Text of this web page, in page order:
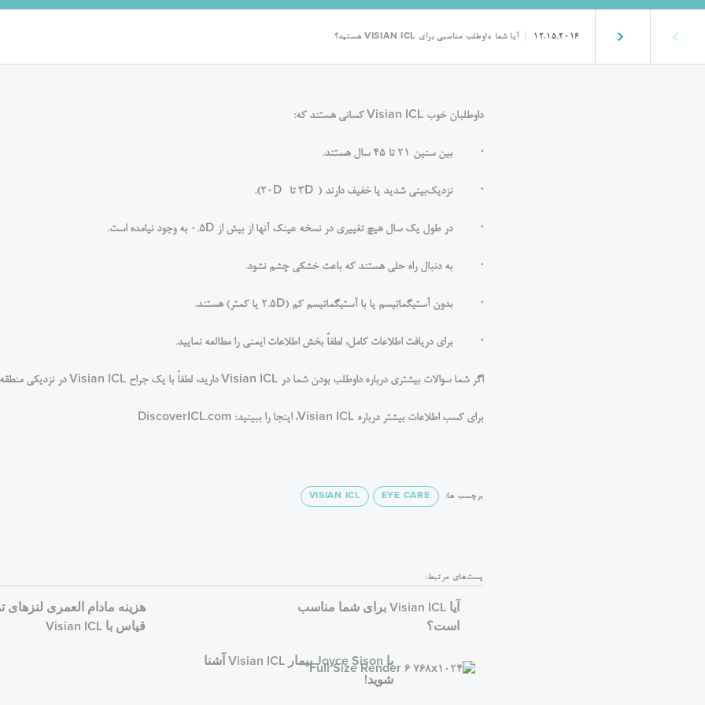
12.15.2016 آیا شما داوطلب مناسبی برای VISIAN ICL هستید؟
داوطلبان خوب Visian ICL کسانی هستند که:
· بین سنین 21 تا 45 سال هستند.
· نزدیک‌بینی شدید یا خفیف دارند (-3D تا -20D).
· در طول یک سال هیچ تغییری در نسخه عینک آنها از بیش از 0.5D به وجود نیامده است.
· به دنبال راه حلی هستند که باعث خشکی چشم نشود.
· بدون آستیگماتیسم یا با آستیگماتیسم کم (2.5D یا کمتر) هستند.
· برای دریافت اطلاعات کامل، لطفاً بخش اطلاعات ایمنی را مطالعه نمایید.
اگر شما سوالات بیشتری درباره داوطلب بودن شما در Visian ICL دارید، لطفاً با یک جراح Visian ICL در نزدیکی منطقه شما تماس بگیرید.
برای کسب اطلاعات بیشتر درباره Visian ICL، اینجا را ببینید: DiscoverICL.com
برچسب ها: EYE CARE
VISIAN ICL
پست‌های مرتبط:
آیا Visian ICL برای شما مناسب
است؟
هزینه مادام العمری لنزهای
قیاس با Visian ICL
با Joyce Sison بیمار Visian ICL آشنا
شوید!